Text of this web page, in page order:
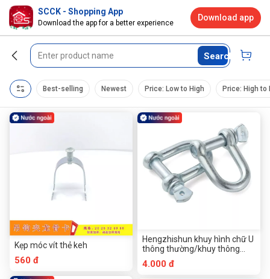
Search
Best-selling Newest Price: Low to High Price: High to
Kẹp móc vít thẻ keh
560 đ
Hengzhishun khuy hình chữ U
thông thường/khuy thông
thường
4.000 đ
SCCK - Shopping App
Download the app for a better experience
Download app